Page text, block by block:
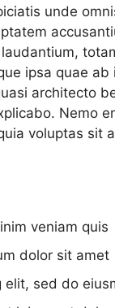
unde
ipsa quae ab
architecto
Nemo
voluptas sit
veniam quis
dolor sit amet
elit, sed do